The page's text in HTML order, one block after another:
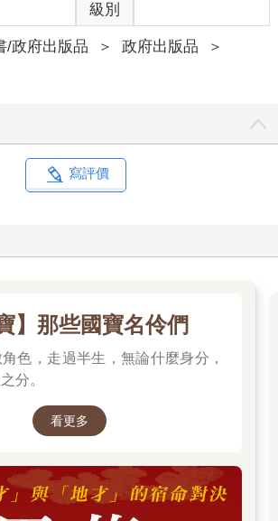
級別
/政府出版品 ＞ 政府出版品
＞
寫評價
】那些國寶名伶們
色，走過半生，無論什麼身分，
分。
看更多